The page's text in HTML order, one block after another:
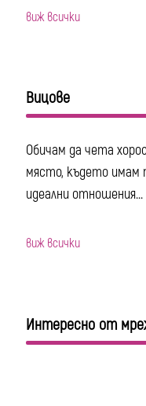
виж всички
Вицове
Обичам да чета
място, където имам
идеални отношения...
виж всички
Интересно от